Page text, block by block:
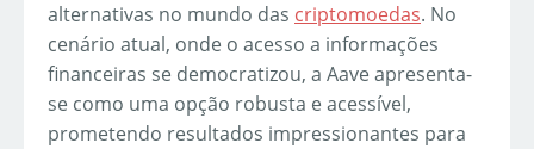
alternativas no mundo das criptomoedas. No
cenário atual, onde o acesso a informações
financeiras se democratizou, a Aave apresenta-
se como uma opção robusta e acessível,
prometendo resultados impressionantes para